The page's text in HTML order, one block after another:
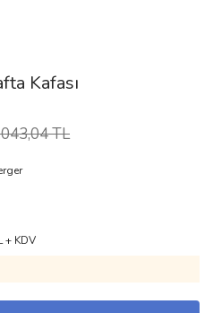
Kafası
TL
+ KDV